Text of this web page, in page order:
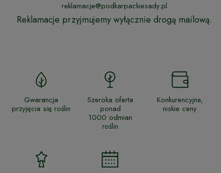
reklamacje@podkarpackiesady.pl
Reklamacje przyjmujemy wyłącznie drogą mailową.
Gwarancja
przyjęcia się roślin
Szeroka oferta
ponad
1000 odmian
roślin
Konkurencyjne,
niskie ceny